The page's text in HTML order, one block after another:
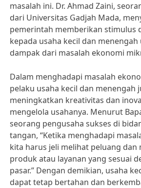
masalah ini. Dr. Ahmad Zaini,
dari Universitas Gadjah Mada,
pemerintah memberikan stimulus
kepada usaha kecil dan
dampak dari masalah ekonomi
Dalam menghadapi masalah
pelaku usaha kecil dan menengah
meningkatkan kreativitas dan
mengelola usahanya. Menurut
seorang pengusaha sukses di
tangan, “Ketika menghadapi
kita harus jeli melihat peluang dan
produk atau layanan yang sesuai
pasar.” Dengan demikian, usaha
dapat tetap bertahan dan